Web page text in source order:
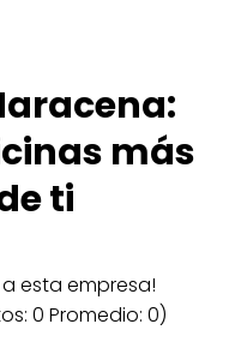
más
ti
esta empresa!
0 Promedio: 0)